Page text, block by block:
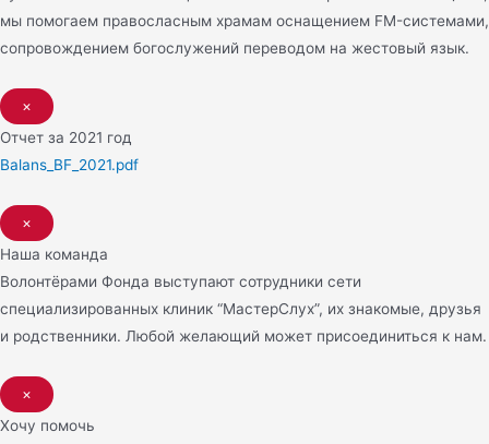
мы помогаем правосласным храмам оснащением FM-системами,
сопровождением богослужений переводом на жестовый язык.
×
Отчет за 2021 год
Balans_BF_2021.pdf
×
Наша команда
Волонтёрами Фонда выступают сотрудники сети
специализированных клиник “МастерСлух”, их знакомые, друзья
и родственники. Любой желающий может присоединиться к нам.
×
Хочу помочь